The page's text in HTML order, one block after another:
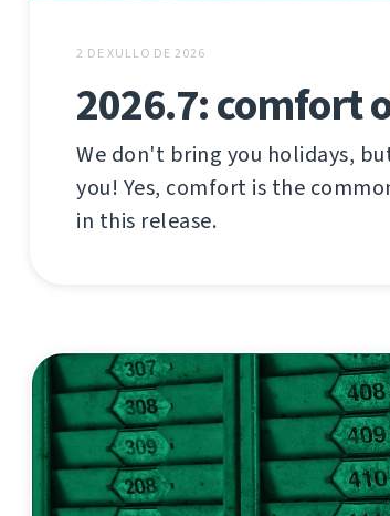
2 DE XULLO DE 2026
2026.7: comfort
We don't bring you holidays,
you! Yes, comfort is the
in this release.